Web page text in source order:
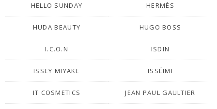
HELLO SUNDAY HERMÈS
HUDA BEAUTY HUGO BOSS
I.C.O.N ISDIN
ISSEY MIYAKE ISSÉIMI
IT COSMETICS JEAN PAUL GAULTIER